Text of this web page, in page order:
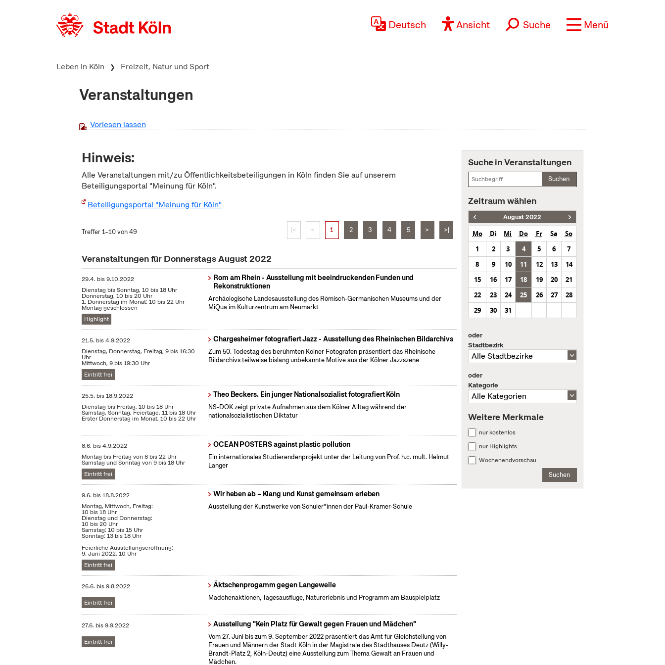
Deutsch Ansicht Suche Menü
Leben in Köln Freizeit, Natur und Sport
Veranstaltungen
Vorlesen lassen
Hinweis:
Alle Veranstaltungen mit/zu Öffentlichkeitsbeteiligungen in Köln finden Sie auf unserem
Beteiligungsportal "Meinung für Köln".
Beteiligungsportal "Meinung für Köln"
Treffer 1–10 von 49 |< < 1 2 3 4 5 > >|
Veranstaltungen für Donnerstags August 2022
29.4. bis9.10.2022
Dienstag bis Sonntag, 10 bis 18 Uhr
Donnerstag, 10 bis 20 Uhr
1. Donnerstag im Monat: 10 bis 22 Uhr
Montag geschlossen
Highlight
Rom am Rhein - Ausstellung mit beeindruckenden Funden und
Rekonstruktionen
Archäologische Landesausstellung des Römisch-Germanischen Museums und der
MiQua im Kulturzentrum am Neumarkt
21.5. bis4.9.2022
Dienstag, Donnerstag, Freitag, 9 bis 16:30
Uhr
Mittwoch, 9 bis 19:30 Uhr
Eintritt frei
Chargesheimer fotografiert Jazz - Ausstellung des Rheinischen Bildarchivs
Zum 50. Todestag des berühmten Kölner Fotografen präsentiert das Rheinische
Bildarchivs teilweise bislang unbekannte Motive aus der Kölner Jazzszene
25.5. bis18.9.2022
Dienstag bis Freitag, 10 bis 18 Uhr
Samstag, Sonntag, Feiertage, 11 bis 18 Uhr
Erster Donnerstag im Monat, 10 bis 22 Uhr
Theo Beckers. Ein junger Nationalsozialist fotografiert Köln
NS-DOK zeigt private Aufnahmen aus dem Kölner Alltag während der
nationalsozialistischen Diktatur
8.6. bis4.9.2022
Montag bis Freitag von 8 bis 22 Uhr
Samstag und Sonntag von 9 bis 18 Uhr
Eintritt frei
OCEAN POSTERS against plastic pollution
Ein internationales Studierendenprojekt unter der Leitung von Prof. h.c. mult. Helmut
Langer
9.6. bis18.8.2022
Montag, Mittwoch, Freitag:
10 bis 18 Uhr
Dienstag und Donnerstag:
10 bis 20 Uhr
Samstag: 10 bis 15 Uhr
Sonntag: 13 bis 18 Uhr
Feierliche Ausstellungseröffnung:
9. Juni 2022, 10 Uhr
Eintritt frei
Wir heben ab – Klang und Kunst gemeinsam erleben
Ausstellung der Kunstwerke von Schüler*innen der Paul-Kramer-Schule
26.6. bis9.8.2022
Eintritt frei
Äktschenprogamm gegen Langeweile
Mädchenaktionen, Tagesausflüge, Naturerlebnis und Programm am Bauspielplatz
27.6. bis9.9.2022
Eintritt frei
Ausstellung "Kein Platz für Gewalt gegen Frauen und Mädchen"
Vom 27. Juni bis zum 9. September 2022 präsentiert das Amt für Gleichstellung von
Frauen und Männern der Stadt Köln in der Magistrale des Stadthauses Deutz (Willy-
Brandt-Platz 2, Köln-Deutz) eine Ausstellung zum Thema Gewalt an Frauen und
Mädchen.
Suche in Veranstaltungen
Suchen
Zeitraum wählen
August 2022
Mo Di Mi Do Fr Sa
So
1
2 3 4 5 6
7
8
9 10 11 12 13
14
15
16 17 18 19 20
21
22
23 24 25 26 27
28
29
30 31
oder
Stadtbezirk
oder
Kategorie
Weitere Merkmale
nur kostenlos
nur Highlights
Wochenendvorschau
Suchen